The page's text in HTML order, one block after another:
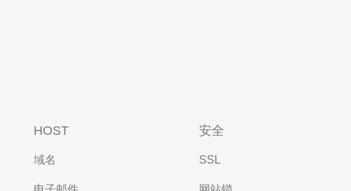
HOST
域名
安全
SSL